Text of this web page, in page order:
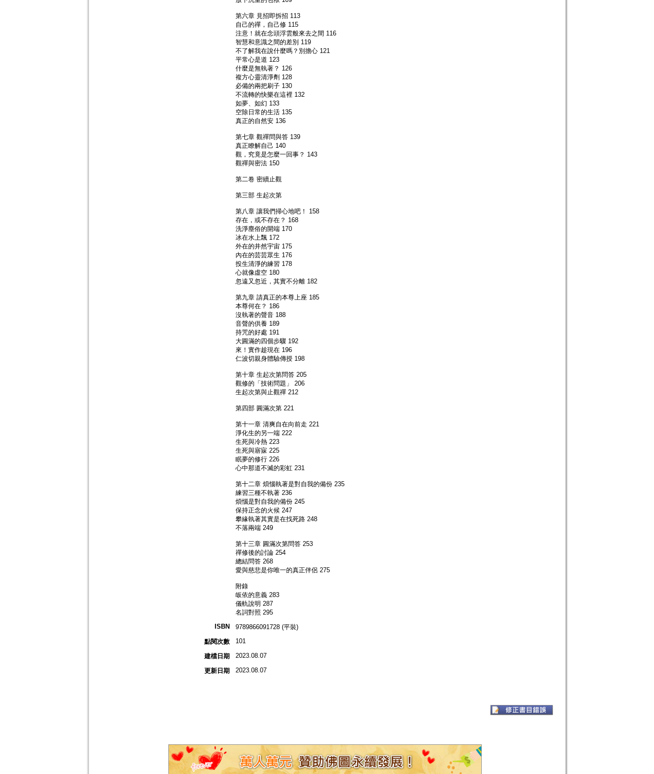
第六章 見招即拆招 113
自己的禪，自己修 115
注意！就在念頭浮雲般來去之間 116
智慧和意識之間的差別 119
不了解我在說什麼嗎？別擔心 121
平常心是道 123
什麼是無執著？ 126
複方心靈清淨劑 128
必備的兩把刷子 130
不流轉的快樂在這裡 132
如夢、如幻 133
空除日常的生活 135
真正的自然安 136
第七章 觀禪問與答 139
真正瞭解自己 140
觀，究竟是怎麼一回事？ 143
觀禪與密法 150
第二卷 密續止觀
第三部 生起次第
第八章 讓我們掃心地吧！ 158
存在，或不存在？ 168
洗淨塵俗的開端 170
冰在水上飄 172
外在的井然宇宙 175
內在的芸芸眾生 176
投生清淨的練習 178
心就像虛空 180
忽遠又忽近，其實不分離 182
第九章 請真正的本尊上座 185
本尊何在？ 186
沒執著的聲音 188
音聲的供養 189
持咒的好處 191
大圓滿的四個步驟 192
來！實作趁現在 196
仁波切親身體驗傳授 198
第十章 生起次第問答 205
觀修的「技術問題」 206
生起次第與止觀禪 212
第四部 圓滿次第 221
第十一章 清爽自在向前走 221
淨化生的另一端 222
生死與冷熱 223
生死與寤寐 225
眠夢的修行 226
心中那道不滅的彩虹 231
第十二章 煩惱執著是對自我的備份 235
練習三種不執著 236
煩惱是對自我的備份 245
保持正念的火候 247
攀緣執著其實是在找死路 248
不落兩端 249
第十三章 圓滿次第問答 253
禪修後的討論 254
總結問答 268
愛與慈悲是你唯一的真正伴侶 275
附錄
皈依的意義 283
儀軌說明 287
名詞對照 295
ISBN
9789866091728 (平裝)
點閱次數
101
建檔日期 2023.08.07
更新日期 2023.08.07